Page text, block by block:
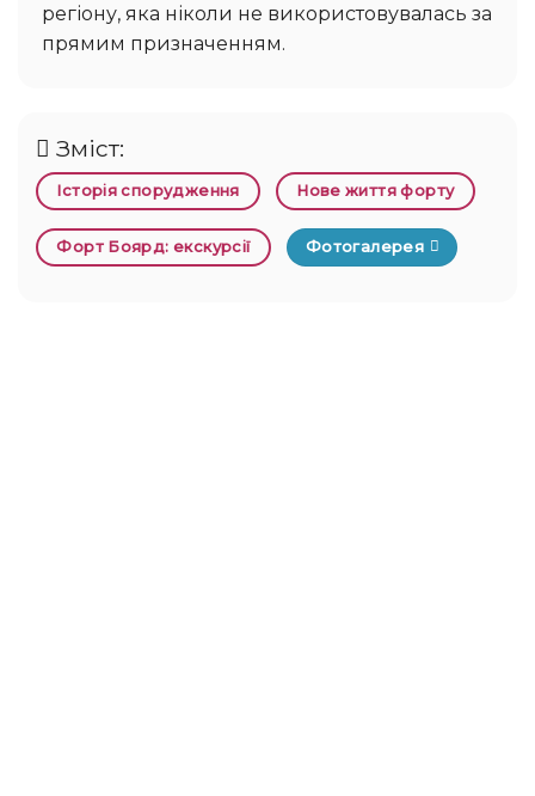
регіону, яка ніколи не використовувалась за
прямим призначенням.
Зміст:
Історія спорудження Нове життя форту
Форт Боярд: екскурсії Фотогалерея